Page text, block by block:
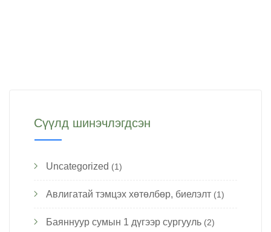
Сүүлд шинэчлэгдсэн
Uncategorized (1)
Авлигатай тэмцэх хөтөлбөр, биелэлт (1)
Баяннуур сумын 1 дүгээр сургууль (2)